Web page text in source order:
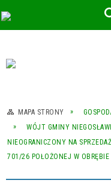
MAPA STRONY
WÓJT GMINY
NIEOGRANICZONY NA
701/26 POŁOŻONEJ W OBRĘBIE